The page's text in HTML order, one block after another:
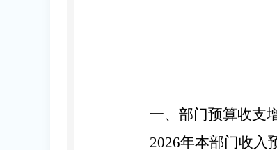
一、 部门预算收支
2026年本部门收入